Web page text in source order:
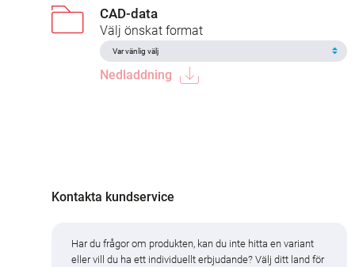
CAD-data
Välj önskat format
Nedladdning
Kontakta kundservice
Har du frågor om produkten, kan du inte hitta en variant
eller vill du ha ett individuellt erbjudande? Välj ditt land för